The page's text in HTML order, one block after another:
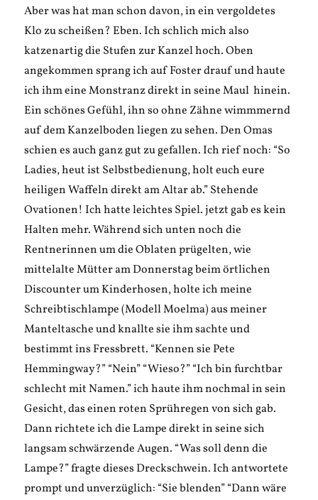
Aber was hat man schon davon, in ein vergoldetes
Klo zu scheißen? Eben. Ich schlich mich also
katzenartig die Stufen zur Kanzel hoch. Oben
angekommen sprang ich auf Foster drauf und haute
ich ihm eine Monstranz direkt in seine Maul hinein.
Ein schönes Gefühl, ihn so ohne Zähne wimmmernd
auf dem Kanzelboden liegen zu sehen. Den Omas
schien es auch ganz gut zu gefallen. Ich rief noch: “So
Ladies, heut ist Selbstbedienung, holt euch eure
heiligen Waffeln direkt am Altar ab.” Stehende
Ovationen! Ich hatte leichtes Spiel. jetzt gab es kein
Halten mehr. Während sich unten noch die
Rentnerinnen um die Oblaten prügelten, wie
mittelalte Mütter am Donnerstag beim örtlichen
Discounter um Kinderhosen, holte ich meine
Schreibtischlampe (Modell Moelma) aus meiner
Manteltasche und knallte sie ihm sachte und
bestimmt ins Fressbrett. “Kennen sie Pete
Hemmingway?” “Nein” “Wieso?” “Ich bin furchtbar
schlecht mit Namen.” ich haute ihm nochmal in sein
Gesicht, das einen roten Sprühregen von sich gab.
Dann richtete ich die Lampe direkt in seine sich
langsam schwärzende Augen. “Was soll denn die
Lampe?” fragte dieses Dreckschwein. Ich antwortete
prompt und unverzüglich: “Sie blenden” “Dann wäre